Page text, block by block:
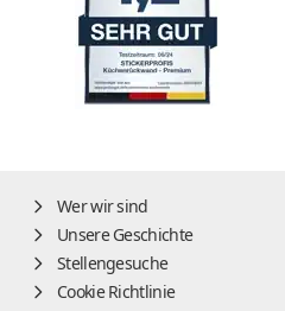
Wer wir sind
Unsere Geschichte
Stellengesuche
Cookie Richtlinie